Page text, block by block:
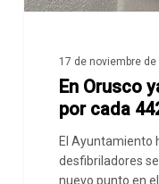
habitantes
17 de noviembre de
En Orusco
por cada
El Ayuntamiento
desfibriladores
nuevo punto en